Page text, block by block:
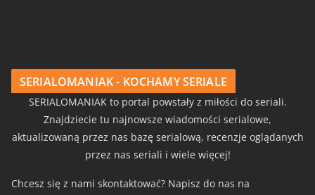
SERIALOMANIAK - KOCHAMY SERIALE
SERIALOMANIAK to portal powstały z miłości do seriali.
Znajdziecie tu najnowsze wiadomości serialowe,
aktualizowaną przez nas bazę serialową, recenzje oglądanych
przez nas seriali i wiele więcej!
Chcesz się z nami skontaktować? Napisz do nas na